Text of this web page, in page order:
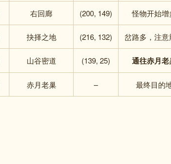
右回廊 (200, 149) 怪物开始增
抉择之地 (216, 132) 岔路多，注意
山谷密道 (139, 25) 通往赤月老
赤月老巢 – 最终目的